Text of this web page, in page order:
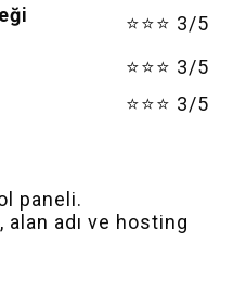
Desteği
⭐⭐⭐ 3/5
⭐⭐⭐ 3/5
⭐⭐⭐ 3/5
paneli.
adı ve hosting